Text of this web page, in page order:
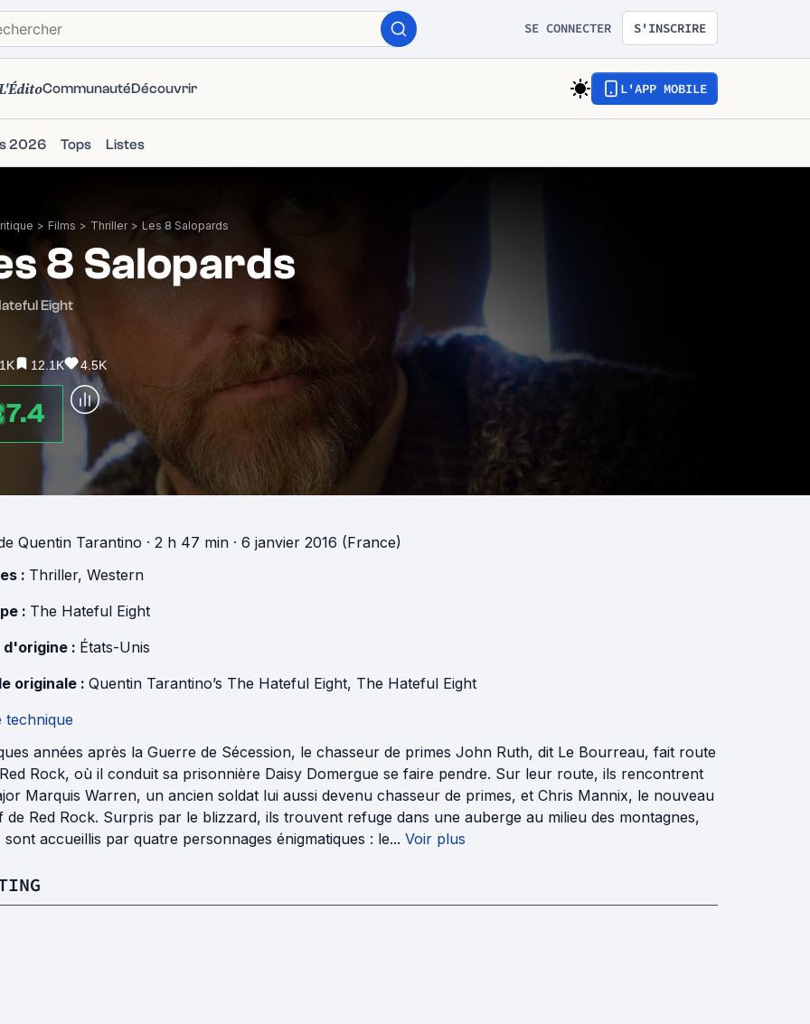
SE CONNECTER S'INSCRIRE
CommunautéDécouvrir L'APP MOBILE
2026 Tops Listes
> Films > Thriller > Les 8 Salopards
8 Salopards
Eight
12.1K 4.5K
7.4
Quentin Tarantino · 2 h 47 min · 6 janvier 2016 (France)
: Thriller, Western
: The Hateful Eight
d'origine : États-Unis
originale : Quentin Tarantino’s The Hateful Eight, The Hateful Eight
technique
années après la Guerre de Sécession, le chasseur de primes John Ruth, dit Le Bourreau, fait route
Rock, où il conduit sa prisonnière Daisy Domergue se faire pendre. Sur leur route, ils rencontrent
Marquis Warren, un ancien soldat lui aussi devenu chasseur de primes, et Chris Mannix, le nouveau
de Red Rock. Surpris par le blizzard, ils trouvent refuge dans une auberge au milieu des montagnes,
sont accueillis par quatre personnages énigmatiques : le... Voir plus